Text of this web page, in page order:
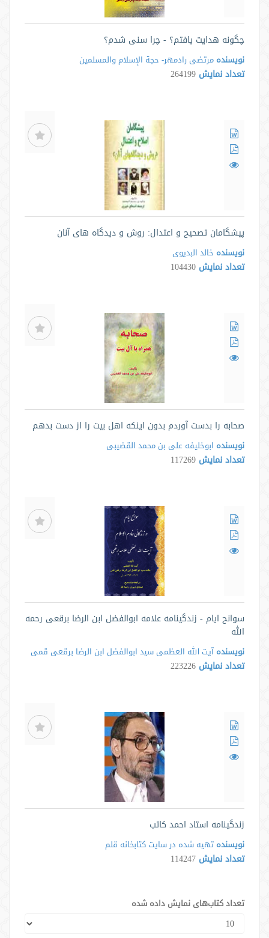
چگونه هدایت یافتم؟ - چرا سنی شدم؟
نویسنده مرتضی رادمهر- حجة الإسلام والمسلمین
تعداد نمایش 264199
پیشگامان تصحیح و اعتدال: روش و دیدگاه های آنان
نویسنده خالد البدیوی
تعداد نمایش 104430
صحابه را بدست آوردم بدون اینکه اهل بیت را از دست بدهم
نویسنده ابوخلیفه علی بن محمد القضیبی
تعداد نمایش 117269
سوانح ایام - زندگینامه علامه ابوالفضل ابن الرضا برقعی رحمه
الله
نویسنده آیت الله العظمی سید ابوالفضل ابن الرضا برقعی قمی
تعداد نمایش 223226
زندگینامه استاد احمد کاتب
نویسنده تهیه شده در سایت كتابخانه قلم
تعداد نمایش 114247
تعداد کتاب‌های نمایش داده شده